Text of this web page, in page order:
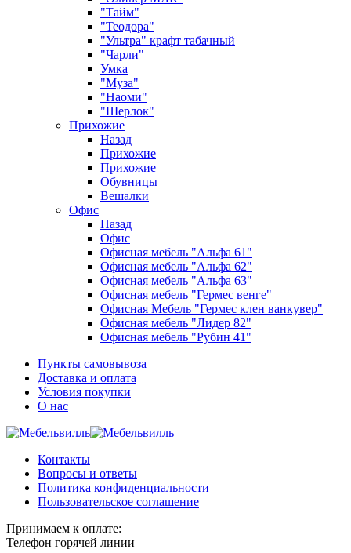
"Тайм"
"Теодора"
"Ультра" крафт табачный
"Чарли"
Умка
"Муза"
"Наоми"
"Шерлок"
Прихожие
Назад
Прихожие
Прихожие
Обувницы
Вешалки
Офис
Назад
Офис
Офисная мебель "Альфа 61"
Офисная мебель "Альфа 62"
Офисная мебель "Альфа 63"
Офисная мебель "Гермес венге"
Офисная Мебель "Гермес клен ванкувер"
Офисная мебель "Лидер 82"
Офисная мебель "Рубин 41"
Пункты самовывоза
Доставка и оплата
Условия покупки
О нас
Контакты
Вопросы и ответы
Политика конфиденциальности
Пользовательское соглашение
Принимаем к оплате:
Телефон горячей линии